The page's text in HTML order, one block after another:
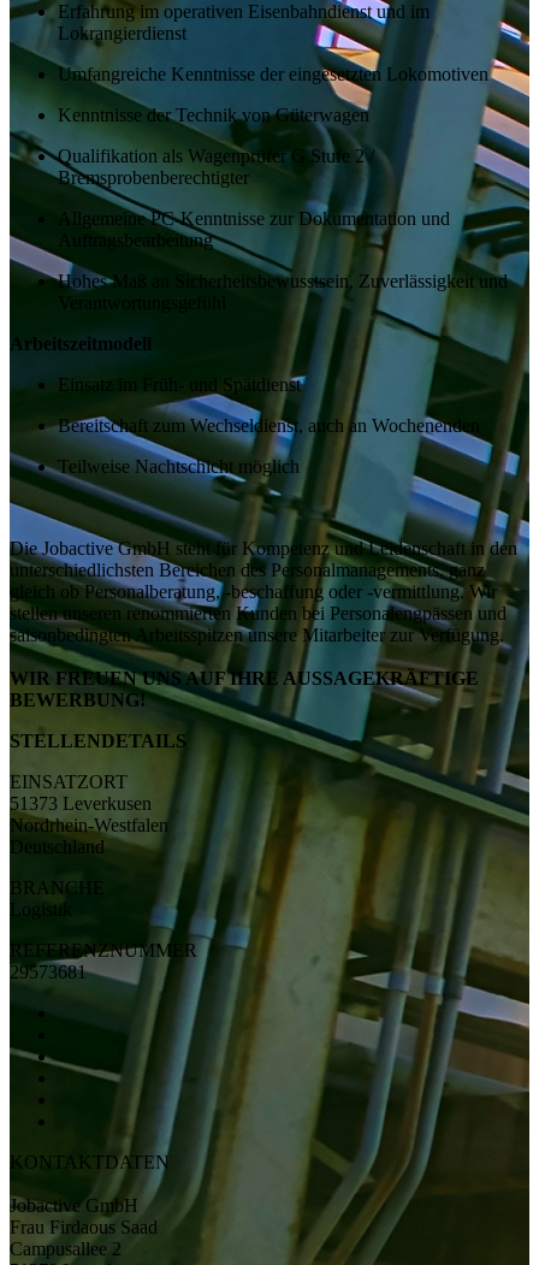
Erfahrung im operativen Eisenbahndienst und im
Lokrangierdienst
Umfangreiche Kenntnisse der eingesetzten Lokomotiven
Kenntnisse der Technik von Güterwagen
Qualifikation als Wagenprüfer G Stufe 2 /
Bremsprobenberechtigter
Allgemeine PC-Kenntnisse zur Dokumentation und
Auftragsbearbeitung
Hohes Maß an Sicherheitsbewusstsein, Zuverlässigkeit und
Verantwortungsgefühl
Arbeitszeitmodell
Einsatz im Früh- und Spätdienst
Bereitschaft zum Wechseldienst, auch an Wochenenden
Teilweise Nachtschicht möglich
Die Jobactive GmbH steht für Kompetenz und Leidenschaft in den
unterschiedlichsten Bereichen des Personalmanagements, ganz
gleich ob Personalberatung, -beschaffung oder -vermittlung. Wir
stellen unseren renommierten Kunden bei Personalengpässen und
saisonbedingten Arbeitsspitzen unsere Mitarbeiter zur Verfügung.
WIR FREUEN UNS AUF IHRE AUSSAGEKRÄFTIGE
BEWERBUNG!
STELLENDETAILS
EINSATZORT
51373 Leverkusen
Nordrhein-Westfalen
Deutschland
BRANCHE
Logistik
REFERENZNUMMER
29573681
KONTAKTDATEN
Jobactive GmbH
Frau Firdaous Saad
Campusallee 2